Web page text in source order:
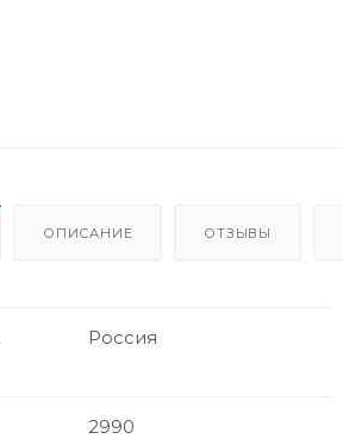
ОПИСАНИЕ ОТЗЫВЫ
Россия
2990